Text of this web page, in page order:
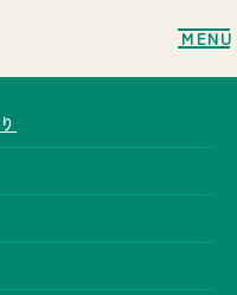
MENU
すか？
おすすめ時